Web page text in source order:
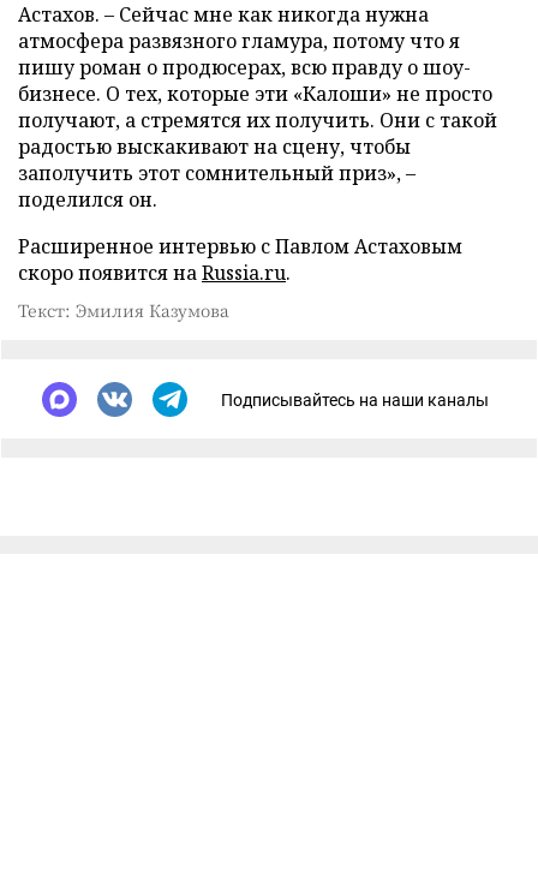
Астахов. – Сейчас мне как никогда нужна
атмосфера развязного гламура, потому что я
пишу роман о продюсерах, всю правду о шоу-
бизнесе. О тех, которые эти «Калоши» не просто
получают, а стремятся их получить. Они с такой
радостью выскакивают на сцену, чтобы
заполучить этот сомнительный приз», –
поделился он.
Расширенное интервью с Павлом Астаховым
скоро появится наRussia.ru.
Текст: Эмилия Казумова
Подписывайтесь на наши каналы